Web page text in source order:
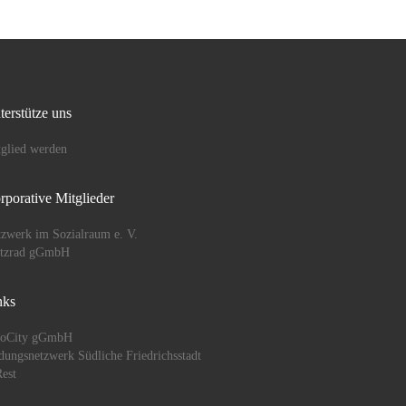
uns
werden
Mitglieder
im Sozialraum e. V.
gGmbH
gGmbH
Südliche Friedrichsstadt